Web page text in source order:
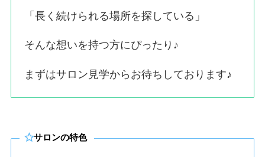
「長く続けられる場所を探している」
そんな想いを持つ方にぴったり♪
まずはサロン見学からお待ちしております♪
サロンの特色